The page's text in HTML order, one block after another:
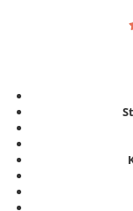
Saltele cu spuma
Saltele 140x200
Saltele 160x200
Saltele 180x200
Top saltele
Etajere Birou
Dulap birou
Birouri
Scaune pentru birou
Scaune pentru
Scaune terasa si